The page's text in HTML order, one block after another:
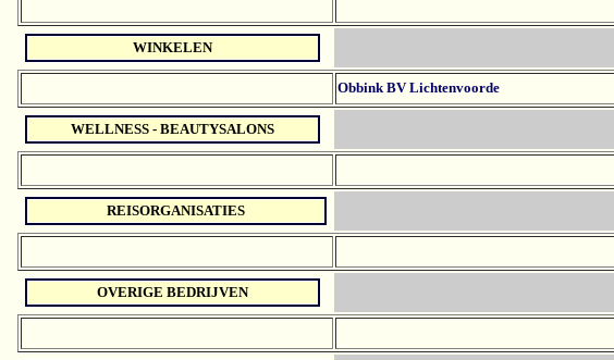
WINKELEN
Obbink BV Lichtenvoorde
WELLNESS - BEAUTYSALONS
REISORGANISATIES
OVERIGE BEDRIJVEN